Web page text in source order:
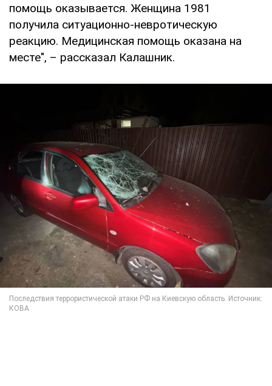
помощь оказывается. Женщина 1981
получила ситуационно-невротическую
реакцию. Медицинская помощь оказана на
месте", – рассказал Калашник.